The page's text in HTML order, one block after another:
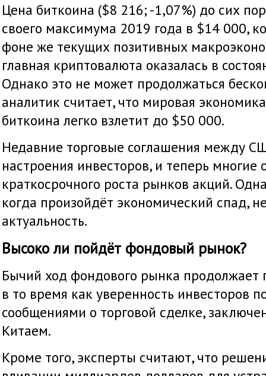
Цена биткоина ($8 216; -1,07%) до сих
своего максимума 2019 года в $14 000,
фоне же текущих позитивных
главная криптовалюта оказалась в
Однако это не может продолжаться
аналитик считает, что мировая
биткоина легко взлетит до $50 000.
Недавние торговые соглашения между
настроения инвесторов, и теперь
краткосрочного роста рынков акций.
когда произойдёт экономический спад,
актуальность.
Высоко ли пойдёт фондовый рынок?
Бычий ход фондового рынка
в то время как уверенность инвесторов
сообщениями о торговой сделке,
Китаем.
Кроме того, эксперты считают, что